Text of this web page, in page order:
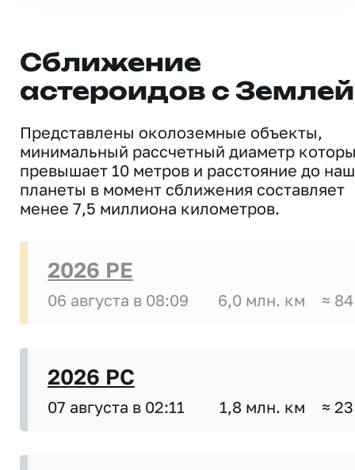
Сближение
астероидов с Землей
Представлены околоземные объекты,
минимальный рассчетный диаметр
превышает 10 метров и расстояние до
планеты в момент сближения составляет
менее 7,5 миллиона километров.
2026 PE
06 августа в 08:09 6,0 млн. км ≈
2026 PC
07 августа в 02:11 1,8 млн. км ≈